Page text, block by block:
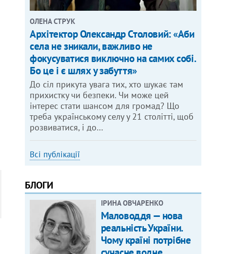
ОЛЕНА СТРУК
Архітектор Олександр Столовий: «Аби
села не зникали, важливо не
фокусуватися виключно на самих собі.
Бо це і є шлях у забуття»
До сіл прикута увага тих, хто шукає там
прихистку чи безпеки. Чи може цей
інтерес стати шансом для громад? Що
треба українському селу у 21 столітті, щоб
розвиватися, і до…
Всі публікації
БЛОГИ
ІРИНА ОВЧАРЕНКО
Маловоддя — нова
реальність України.
Чому країні потрібне